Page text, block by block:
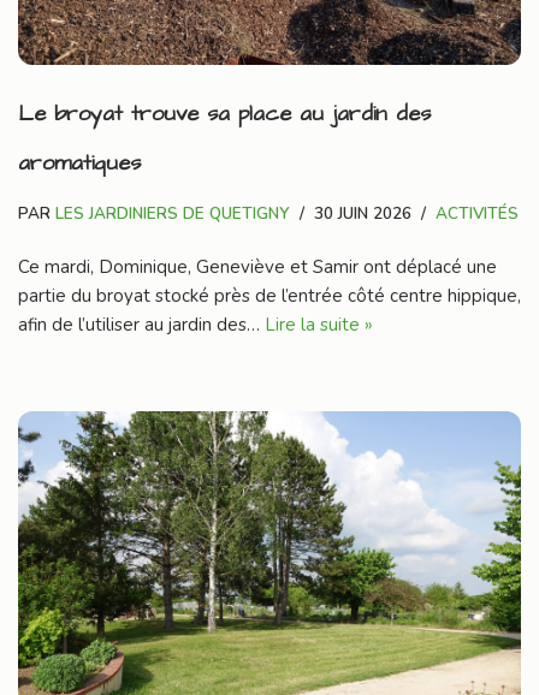
Le broyat trouve sa place au jardin des
aromatiques
PAR LES JARDINIERS DE QUETIGNY 30 JUIN 2026 ACTIVITÉS
Ce mardi, Dominique, Geneviève et Samir ont déplacé une
partie du broyat stocké près de l’entrée côté centre hippique,
afin de l’utiliser au jardin des… Lire la suite »